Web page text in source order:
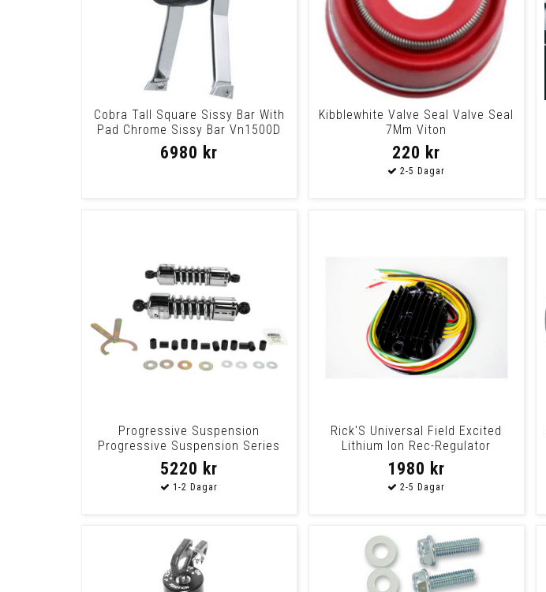
Cobra Tall Square Sissy Bar With
Pad Chrome Sissy Bar Vn1500D
6980 kr
Kibblewhite Valve Seal Valve Seal
7Mm Viton
220 kr
Progressive Suspension
Progressive Suspension Series
412 Standard Shoc
5220 kr
Rick'S Universal Field Excited
Lithium Ion Rec-Regulator
Kawasaki: 76-
1980 kr